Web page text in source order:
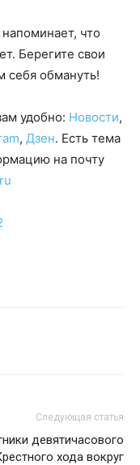
что
Берегите свои
себя обмануть!
удобно: Новости,
, Дзен. Есть тема
на почту
Следующая статья
девятичасового
хода вокруг